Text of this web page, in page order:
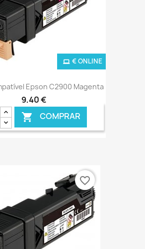
Epson C2900 Magenta
9,40 €
 COMPRAR
€ ONLINE
favorite_border